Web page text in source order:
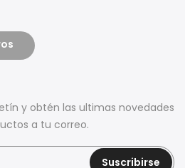
y obtén las ultimas novedades
a tu correo.
Suscribirse